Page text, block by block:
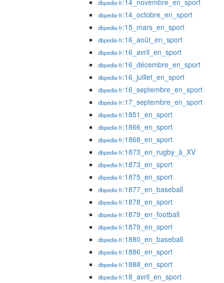
dbpedia-fr:14_novembre_en_sport
dbpedia-fr:14_octobre_en_sport
dbpedia-fr:15_mars_en_sport
dbpedia-fr:16_août_en_sport
dbpedia-fr:16_avril_en_sport
dbpedia-fr:16_décembre_en_sport
dbpedia-fr:16_juillet_en_sport
dbpedia-fr:16_septembre_en_sport
dbpedia-fr:17_septembre_en_sport
dbpedia-fr:1851_en_sport
dbpedia-fr:1866_en_sport
dbpedia-fr:1868_en_sport
dbpedia-fr:1873_en_rugby_à_XV
dbpedia-fr:1873_en_sport
dbpedia-fr:1875_en_sport
dbpedia-fr:1877_en_baseball
dbpedia-fr:1878_en_sport
dbpedia-fr:1879_en_football
dbpedia-fr:1879_en_sport
dbpedia-fr:1880_en_baseball
dbpedia-fr:1886_en_sport
dbpedia-fr:1888_en_sport
dbpedia-fr:18_avril_en_sport